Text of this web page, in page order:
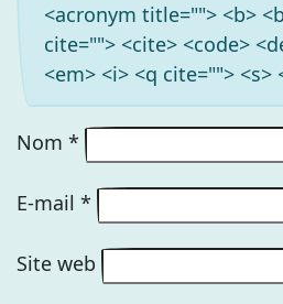
<acronym title=""> <b>
cite=""> <cite> <code>
<em> <i> <q cite="">
Nom *
E-mail *
Site web